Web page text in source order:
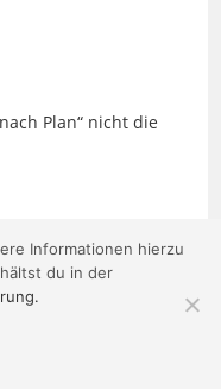
Plan“ nicht die
und einem Hauch
Informationen hierzu
du in der